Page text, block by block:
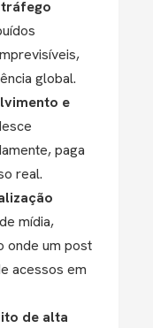
global.
e
paga
real.
mídia,
onde um post
acessos em
de alta